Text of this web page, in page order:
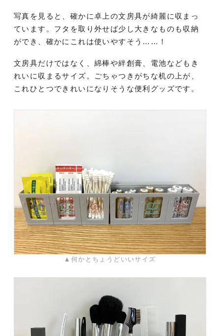
写真を見ると、確かに卓上の文房具が綺麗に収まっ
ています。フタを取り外せば少し大きなものも収納
ができ、確かにこれは使いやすそう……！
文房具だけではなく、綿棒や絆創膏、電池などもき
れいに収まるサイズ。ごちゃつきがちな机の上が、
これひとつできれいになりそうな便利グッズです。
▲何かとちょうどいいサイズ